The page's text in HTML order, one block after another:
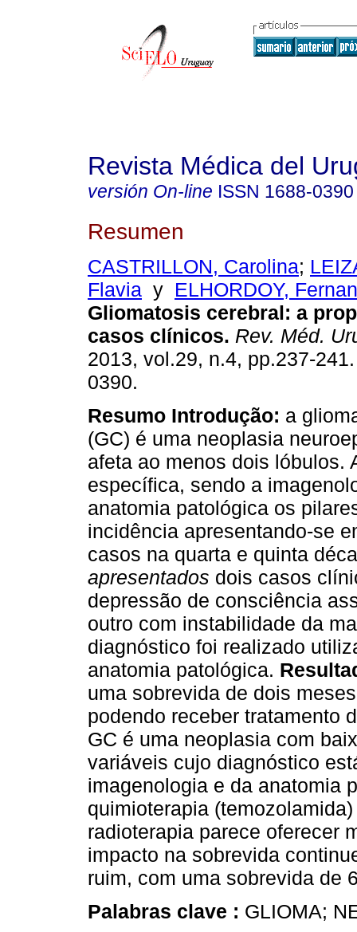
Revista Médica del
versión On-line ISSN 1688-0390
Resumen
CASTRILLON, Carolina;
Flavia y ELHORDOY,
Gliomatosis cerebral: a
casos clínicos. Rev. Méd.
2013, vol.29, n.4, pp.237-
0390.
Resumo Introdução: a
(GC) é uma neoplasia
afeta ao menos dois lóbulos.
específica, sendo a
anatomia patológica os
incidência apresentando-se
casos na quarta e quinta
apresentados dois casos
depressão de consciência
outro com instabilidade da
diagnóstico foi realizado
anatomia patológica.
uma sobrevida de dois
podendo receber tratamento
GC é uma neoplasia com
variáveis cujo diagnóstico
imagenologia e da anatomia
quimioterapia
radioterapia parece oferecer
impacto na sobrevida
ruim, com uma sobrevida de
Palabras clave : GLIOMA;